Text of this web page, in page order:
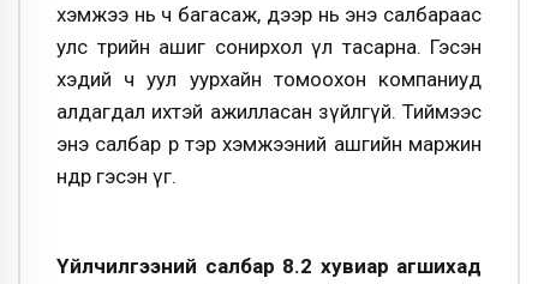
хэмжээ нь ч багасаж, дээр нь энэ салбараас
улс төрийн ашиг сонирхол үл тасарна. Гэсэн
хэдий ч уул уурхайн томоохон компаниуд
алдагдал ихтэй ажилласан зүйлгүй. Тиймээс
энэ салбар өөрөө тэр хэмжээний ашгийн маржин
өндөр гэсэн үг.
Үйлчилгээний салбар 8.2 хувиар агшихад